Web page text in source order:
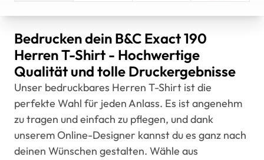
Bedrucken dein B&C Exact 190
Herren T-Shirt - Hochwertige
Qualität und tolle Druckergebnisse
Unser bedruckbares Herren T-Shirt ist die
perfekte Wahl für jeden Anlass. Es ist angenehm
zu tragen und einfach zu pflegen, und dank
unserem Online-Designer kannst du es ganz nach
deinen Wünschen gestalten. Wähle aus